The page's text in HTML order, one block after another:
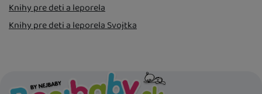
Knihy pre deti a leporela
Knihy pre deti a leporela Svojtka